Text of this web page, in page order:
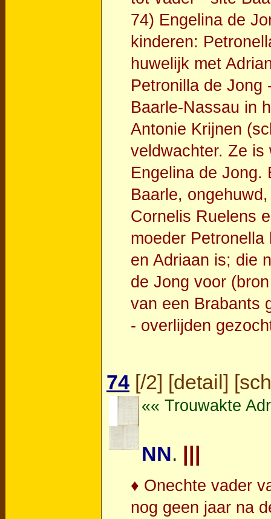
74) Engelina de
kinderen:
huwelijk met
Petronilla de Jong
Baarle-Nassau in
Antonie Krijnen
veldwachter. Ze is
Engelina de Jong.
Baarle,
Cornelis Ruelens
moeder
en Adriaan is; die
de Jong voor
van een Brabants
- overlijden
74 [/2] [detail] [
«« Trouwakte
NN. |||
♦ Onechte vader
nog geen jaar na